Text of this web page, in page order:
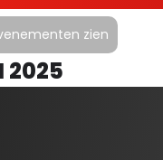
zien
2025